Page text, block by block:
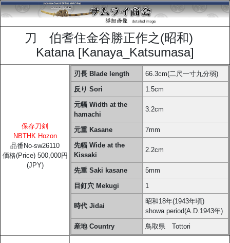
刀 伯耆住金谷勝正作之(昭和)
Katana [Kanaya_Katsumasa]
保存刀剣
NBTHK Hozon
品番No-sw26110
価格(Price) 500,000円
(JPY)
刃長 Blade length
66.3cm(二尺一寸九分弱)
反り Sori
1.5cm
元幅 Width at the
hamachi
3.2cm
元重 Kasane
7mm
先幅 Wide at the
Kissaki
2.2cm
先重 Saki kasane
5mm
目釘穴 Mekugi
1
時代 Jidai
昭和18年(1943年頃)
showa period(A.D.1943年)
産地 Country
鳥取県 Tottori